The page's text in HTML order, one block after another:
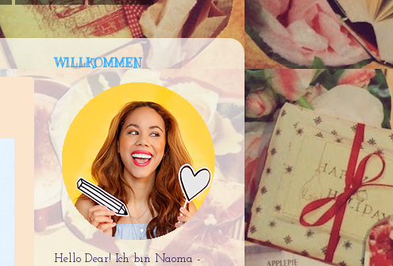
WILLKOMMEN
Hello Dear! Ich bin Naoma -